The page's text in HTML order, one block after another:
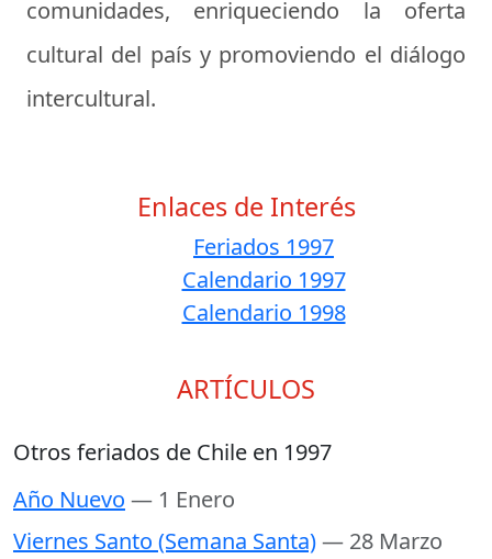
comunidades, enriqueciendo la oferta
cultural del país y promoviendo el diálogo
intercultural.
Enlaces de Interés
Feriados 1997
Calendario 1997
Calendario 1998
ARTÍCULOS
Otros feriados de Chile en 1997
Año Nuevo — 1 Enero
Viernes Santo (Semana Santa)— 28 Marzo